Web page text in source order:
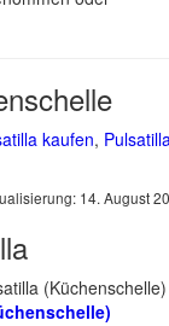
kaufen,
14. August
(Küchenschelle)